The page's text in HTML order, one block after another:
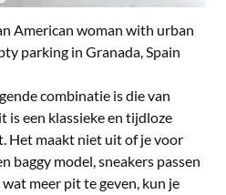
American woman with urban
parking in Granada, Spain
combinatie is die van
is een klassieke en tijdloze
Het maakt niet uit of je voor
baggy model, sneakers passen
meer pit te geven, kun je